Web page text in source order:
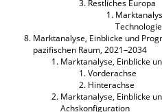
Restliches Europa
Technologie
Marktanalyse, Einblicke und
pazifischen Raum, 2021–2034
Marktanalyse, Einblicke
Vorderachse
Hinterachse
Marktanalyse, Einblicke
Achskonfiguration